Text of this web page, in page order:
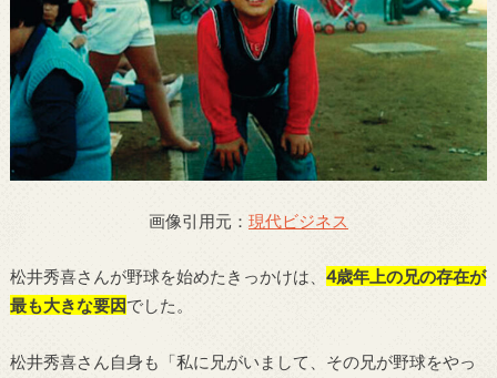
画像引用元： 現代ビジネス
松井秀喜さんが野球を始めたきっかけは、 4歳年上の兄の存在が
最も大きな要因でした。
松井秀喜さん自身も「私に兄がいまして、その兄が野球をやっ